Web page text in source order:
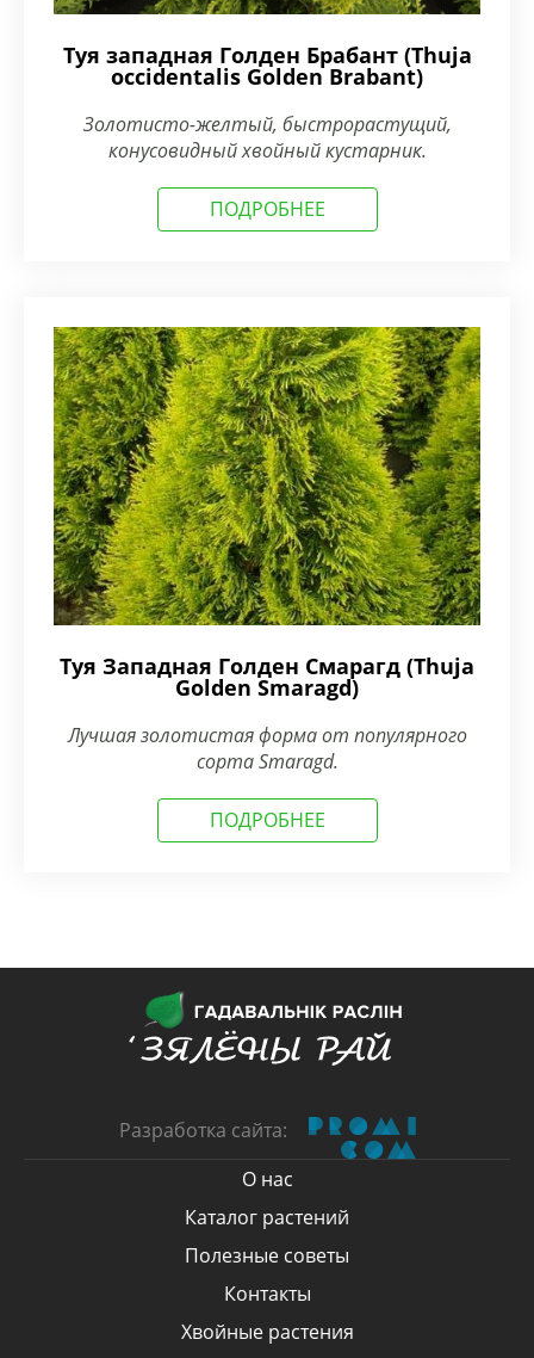
Туя западная Голден Брабант (Thuja
occidentalis Golden Brabant)
Золотисто-желтый, быстрорастущий,
конусовидный хвойный кустарник.
ПОДРОБНЕЕ
Туя Западная Голден Смарагд (Thuja
Golden Smaragd)
Лучшая золотистая форма от популярного
сорта Smaragd.
ПОДРОБНЕЕ
Разработка сайта:
О нас
Каталог растений
Полезные советы
Контакты
Хвойные растения